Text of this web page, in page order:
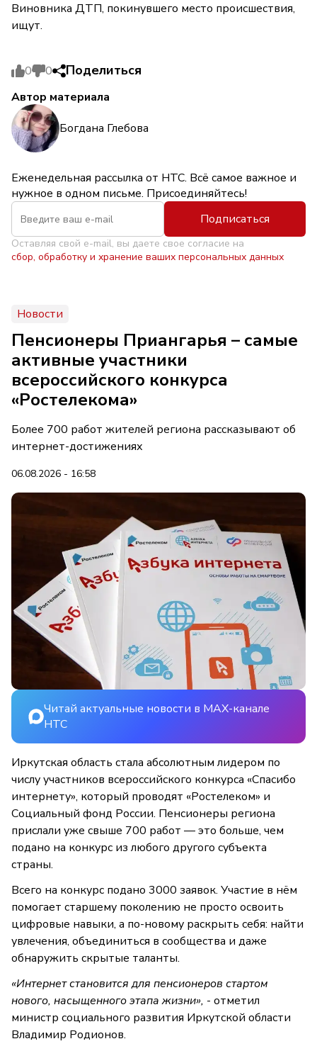
Виновника ДТП, покинувшего место происшествия,
ищут.
0 0 Поделиться
Автор материала
Богдана Глебова
Еженедельная рассылка от НТС. Всё самое важное и
нужное в одном письме. Присоединяйтесь!
Подписаться
Оставляя свой e-mail, вы даете свое согласие на
сбор, обработку и хранение ваших персональных данных
Новости
Пенсионеры Приангарья – самые
активные участники
всероссийского конкурса
«Ростелекома»
Более 700 работ жителей региона рассказывают об
интернет-достижениях
06.08.2026 - 16:58
Читай актуальные новости в MAX-канале
НТС
Иркутская область стала абсолютным лидером по
числу участников всероссийского конкурса «Спасибо
интернету», который проводят «Ростелеком» и
Социальный фонд России. Пенсионеры региона
прислали уже свыше 700 работ — это больше, чем
подано на конкурс из любого другого субъекта
страны.
Всего на конкурс подано 3000 заявок. Участие в нём
помогает старшему поколению не просто освоить
цифровые навыки, а по-новому раскрыть себя: найти
увлечения, объединиться в сообщества и даже
обнаружить скрытые таланты.
«Интернет становится для пенсионеров стартом
нового, насыщенного этапа жизни», - отметил
министр социального развития Иркутской области
Владимир Родионов.